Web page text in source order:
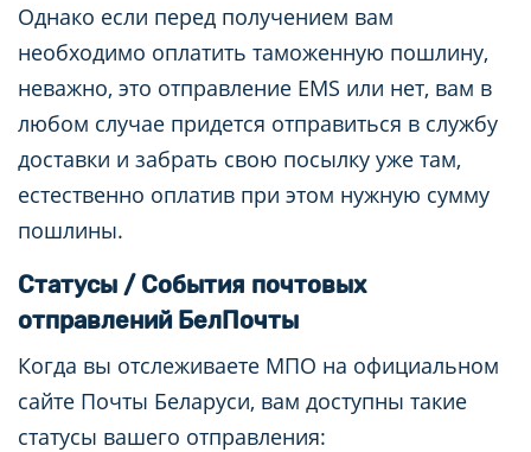
Однако если перед получением вам
необходимо оплатить таможенную пошлину,
неважно, это отправление EMS или нет, вам в
любом случае придется отправиться в службу
доставки и забрать свою посылку уже там,
естественно оплатив при этом нужную сумму
пошлины.
Статусы / События почтовых
отправлений БелПочты
Когда вы отслеживаете МПО на официальном
сайте Почты Беларуси, вам доступны такие
статусы вашего отправления: